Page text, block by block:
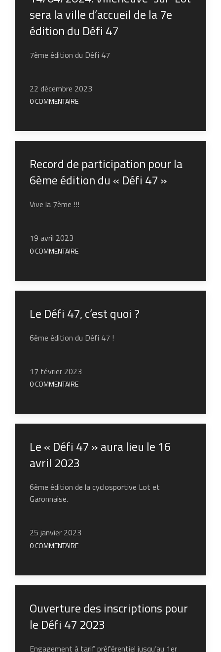
sera la ville d’accueil de la 7e
édition du Défi 47
7ème édition du Défi 47
22 décembre 2023
0 COMMENTAIRE
Record de participation pour la
6ème édition du « Défi 47 »
Vive la 7ème !!!
19 avril 2023
0 COMMENTAIRE
Le Défi 47, c’est quoi ?
6ème édition du Défi 47 !
17 février 2023
0 COMMENTAIRE
Le « Défi 47 » aura lieu le 16
avril 2023
6ème édition de la cyclosportive Lot et
Garonnaise.
25 janvier 2023
0 COMMENTAIRE
Ouverture des inscriptions pour
le Défi 47 2023
Engagement à tarif préférentiel jusqu’au 1er